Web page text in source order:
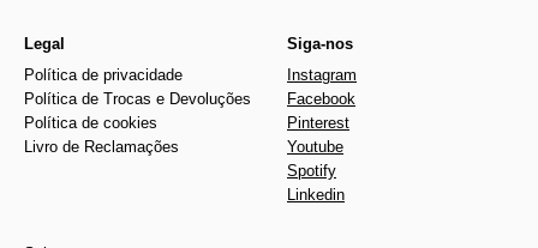
Legal
Política de privacidade
Política de Trocas e Devoluções
Política de cookies
Livro de Reclamações
Siga-nos
Instagram
Facebook
Pinterest
Youtube
Spotify
Linkedin